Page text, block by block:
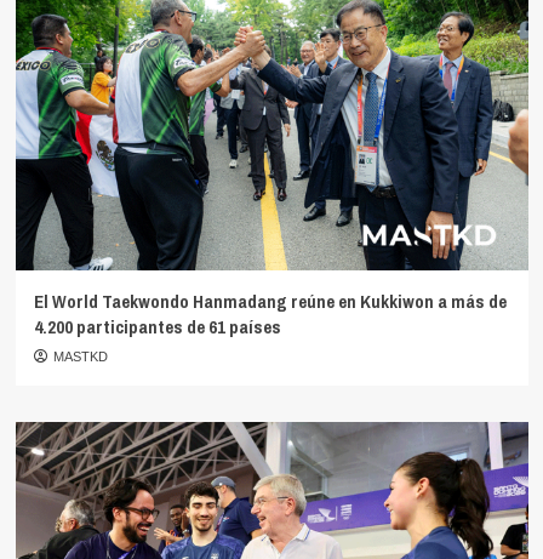
El World Taekwondo Hanmadang reúne en Kukkiwon a más de
4.200 participantes de 61 países
MASTKD